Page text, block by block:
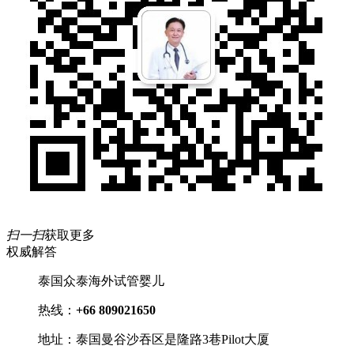
扫一扫获取更多
权威解答
泰国众泰海外试管婴儿
热线： +66 809021650
地址：泰国曼谷沙吞区是隆路3巷Pilot大厦